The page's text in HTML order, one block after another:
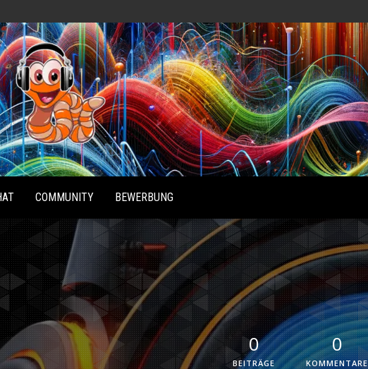
Radio
Waterlu
COMMUNITY BEWERBUNG
0
BEITRÄGE
0
KOMMENTARE